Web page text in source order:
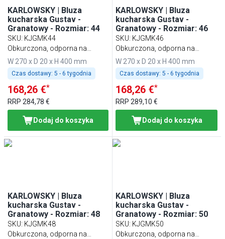
KARLOWSKY | Bluza
kucharska Gustav -
Granatowy - Rozmiar: 44
SKU: KJGMK44
Obkurczona, odporna na
pranie, łatwa w pielęgnacji
W 270 x D 20 x H 400 mm
Czas dostawy: 5 - 6 tygodnia
168,26 €*
RRP 284,78 €
Dodaj do koszyka
KARLOWSKY | Bluza
kucharska Gustav -
Granatowy - Rozmiar: 46
SKU: KJGMK46
Obkurczona, odporna na
pranie, łatwa w pielęgnacji
W 270 x D 20 x H 400 mm
Czas dostawy: 5 - 6 tygodnia
168,26 €*
RRP289,10 €
Dodaj do koszyka
KARLOWSKY | Bluza
kucharska Gustav -
Granatowy - Rozmiar: 48
SKU: KJGMK48
Obkurczona, odporna na
KARLOWSKY | Bluza
kucharska Gustav -
Granatowy - Rozmiar: 50
SKU: KJGMK50
Obkurczona, odporna na